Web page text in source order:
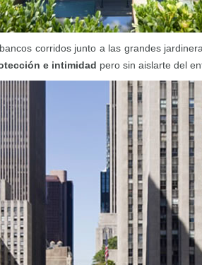
corridos junto a las grandes
e intimidad pero sin aislarte del